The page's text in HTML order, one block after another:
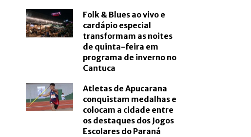
Folk & Blues ao vivo e
cardápio especial
transformam as noites
de quinta-feira em
programa de inverno no
Cantuca
Atletas de Apucarana
conquistam medalhas e
colocam a cidade entre
os destaques dos Jogos
Escolares do Paraná